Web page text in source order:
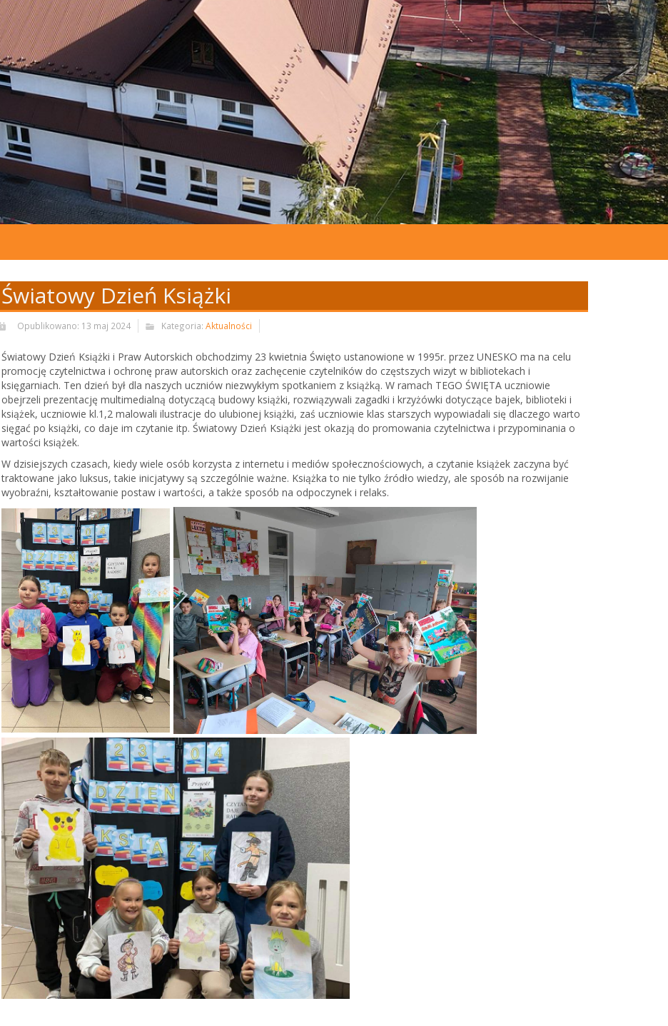
Światowy Dzień Książki
Opublikowano: 13 maj 2024 Kategoria: Aktualności
Światowy Dzień Książki i Praw Autorskich obchodzimy 23 kwietnia Święto ustanowione w 1995r. przez UNESKO ma na celu
promocję czytelnictwa i ochronę praw autorskich oraz zachęcenie czytelników do częstszych wizyt w bibliotekach i
księgarniach. Ten dzień był dla naszych uczniów niezwykłym spotkaniem z książką. W ramach TEGO ŚWIĘTA uczniowie
obejrzeli prezentację multimedialną dotyczącą budowy książki, rozwiązywali zagadki i krzyżówki dotyczące bajek, biblioteki i
książek, uczniowie kl.1,2 malowali ilustracje do ulubionej książki, zaś uczniowie klas starszych wypowiadali się dlaczego warto
sięgać po książki, co daje im czytanie itp. Światowy Dzień Książki jest okazją do promowania czytelnictwa i przypominania o
wartości książek.
W dzisiejszych czasach, kiedy wiele osób korzysta z internetu i mediów społecznościowych, a czytanie książek zaczyna być
traktowane jako luksus, takie inicjatywy są szczególnie ważne. Książka to nie tylko źródło wiedzy, ale sposób na rozwijanie
wyobraźni, kształtowanie postaw i wartości, a także sposób na odpoczynek i relaks.